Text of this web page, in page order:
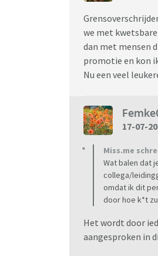
we met
dan met mensen
promotie en kon
Nu een veel
17-07-
Miss.me
Wat balen dat
collega/
omdat ik dit
door hoe k*t
Het wordt door
aangesproken in